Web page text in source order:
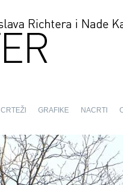
CRTEŽI GRAFIKE NACRTI